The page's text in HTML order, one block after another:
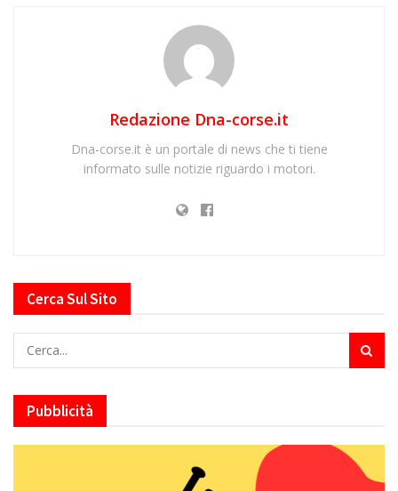
Redazione Dna-corse.it
Dna-corse.it è un portale di news che ti tiene
informato sulle notizie riguardo i motori.
Cerca Sul Sito
Pubblicità